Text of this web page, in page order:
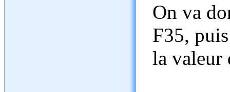
On va
F35,
la valeur